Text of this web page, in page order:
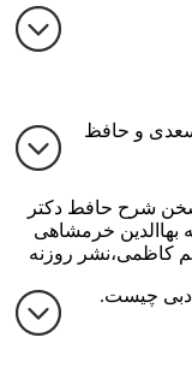
سعدی و حافظ
شرح حافط دکتر
خرمشاهی
کاظمی،نشر روزنه